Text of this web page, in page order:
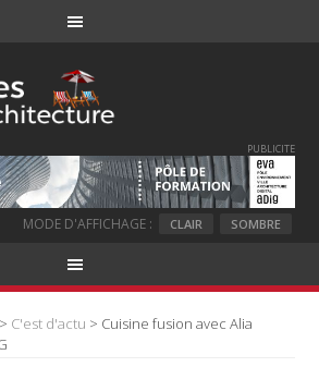
PUBLICITE
MODE D'AFFICHAGE : CLAIR SOMBRE
> C'est d'actu > Cuisine fusion avec Alia